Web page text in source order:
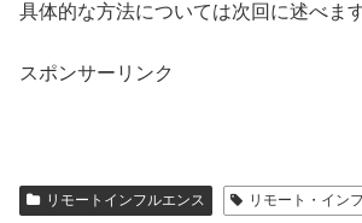
具体的な方法については次回に述べます
スポンサーリンク
リモートインフルエンス リモート・イン